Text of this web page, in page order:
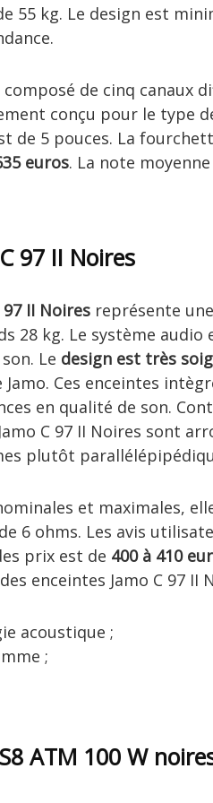
55 kg. Le design est
de cinq canaux
conçu pour le type
de 5 pouces. La
euros. La note
97 II Noires
97 II Noires représente
28 kg. Le système
Le design est très
Jamo. Ces enceintes
en qualité de son.
C 97 II Noires sont
plutôt
et maximales,
6 ohms. Les avis
prix est de 400 à 410
enceintes Jamo C 97 II
acoustique ;
;
ATM 100 W